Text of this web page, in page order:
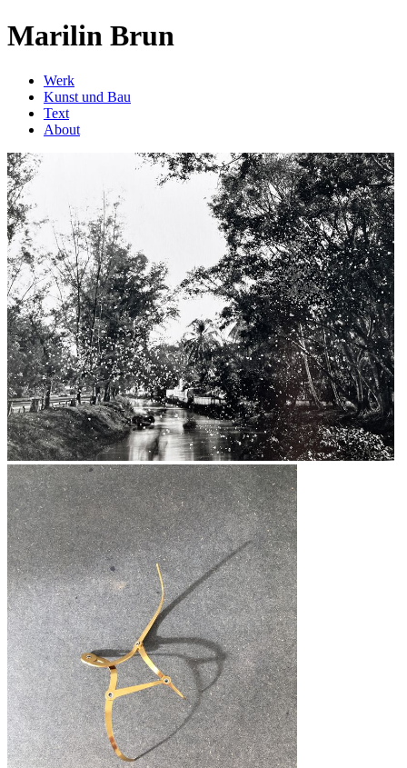
Marilin Brun
Werk
Kunst und Bau
Text
About